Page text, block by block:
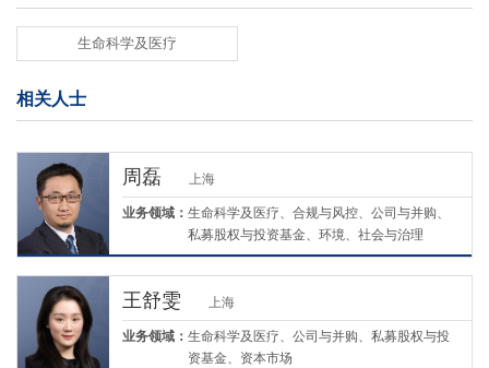
生命科学及医疗
相关人士
周磊 上海
业务领域： 生命科学及医疗、合规与风控、公司与并购、
私募股权与投资基金、环境、社会与治理
（ESG）
王舒雯 上海
业务领域： 生命科学及医疗、公司与并购、私募股权与投
资基金、资本市场